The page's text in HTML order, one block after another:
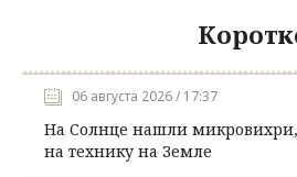
06 августа 2026 / 17:37
На Солнце нашли микровихри,
на технику на Земле